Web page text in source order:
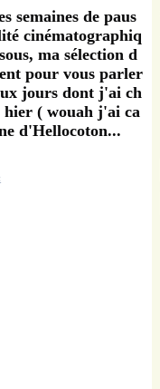
semaines de paus
cinématographiq
ma sélection d
pour vous parler
jours dont j'ai ch
hier ( wouah j'ai ca
d'Hellocoton...